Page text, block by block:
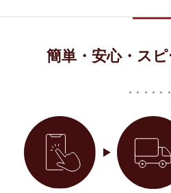
簡単・安心・ス